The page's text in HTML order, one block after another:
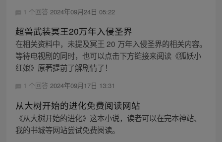
1 个回答 2024年09月24日 05:22
超兽武装冥王20万年入侵圣界
在相关资料中，未提及冥王 20 万年入侵圣界的相关内容。
等待电视剧的同时，也可以点击下方链接来阅读《狐妖小
红娘》原著提前了解剧情了！
1 个回答 2024年09月17日 13:31
从大树开始的进化免费阅读网站
《从大树开始的进化》这本小说，读者可以在完本神站、
我的书城等网站尝试免费阅读。